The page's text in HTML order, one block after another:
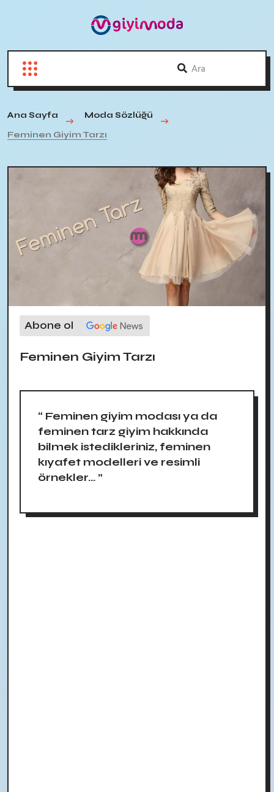
Ana Sayfa
Moda Sözlüğü
Feminen Giyim Tarzı
Abone ol
Feminen Giyim Tarzı
“ Feminen giyim modası ya da
feminen tarz giyim hakkında
bilmek istedikleriniz, feminen
kıyafet modelleri ve resimli
örnekler... ”